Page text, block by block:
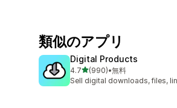
類似のアプリ
Digital Products
4.75つ星中
(990)
合計レビュー数：990件
•無料
Sell digital downloads, files,